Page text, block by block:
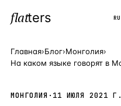
flatters RU
Турция — Страна
Главная›Блог›Монголия›
МОНГОЛИЯ · 11 ИЮЛЯ 2021 Г.